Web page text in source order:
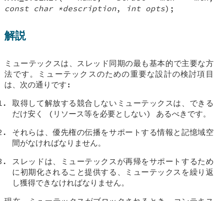
const char *description, int opts);
解説
ミューテックスは、スレッド同期の最も基本的で主要な方
法です。ミューテックスのための重要な設計の検討項目
は、次の通りです:
取得して解放する競合しないミューテックスは、できる
だけ安く (リソース等を必要としない) あるべきです。
それらは、優先権の伝播をサポートする情報と記憶域空
間がなければなりません。
スレッドは、ミューテックスが再帰をサポートするため
に初期化されること提供する、ミューテックスを繰り返
し獲得できなければなりません。